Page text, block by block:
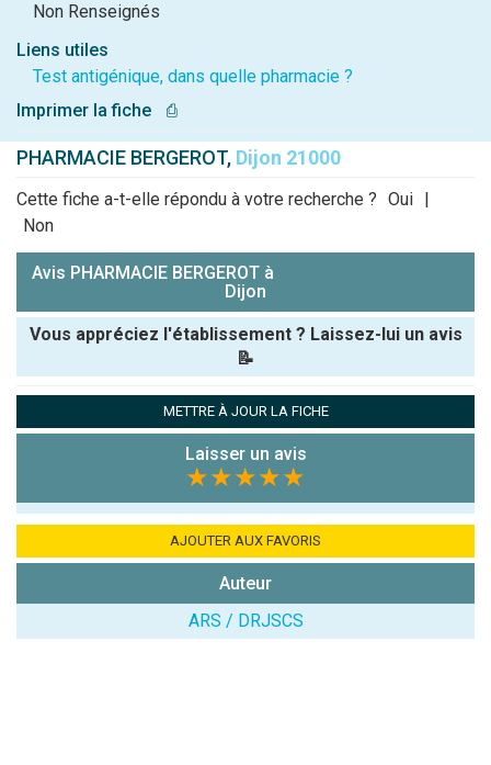
Non Renseignés
Liens utiles
Test antigénique, dans quelle pharmacie ?
Imprimer la fiche
⎙
PHARMACIE BERGEROT, Dijon 21000
Cette fiche a-t-elle répondu à votre recherche ? Oui |
Non
Avis PHARMACIE BERGEROT à
Dijon
Vous appréciez l'établissement ? Laissez-lui un avis
📝
Note que vous souhaitez attribuer :
Antispam -
7x4 (en
METTRE À JOUR LA FICHE
Laisser un avis
★★★★★
AJOUTER AUX FAVORIS
Auteur
ARS / DRJSCS